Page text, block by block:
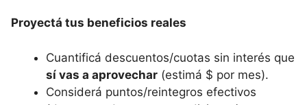
Proyectá tus beneficios reales
Cuantificá descuentos/cuotas sin interés que
sí vas a aprovechar (estimá $ por mes).
Considerá puntos/reintegros efectivos